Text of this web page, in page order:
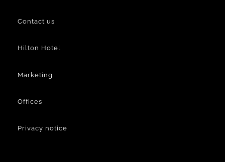
Contact us
Hilton Hotel
Marketing
Offices
Privacy notice